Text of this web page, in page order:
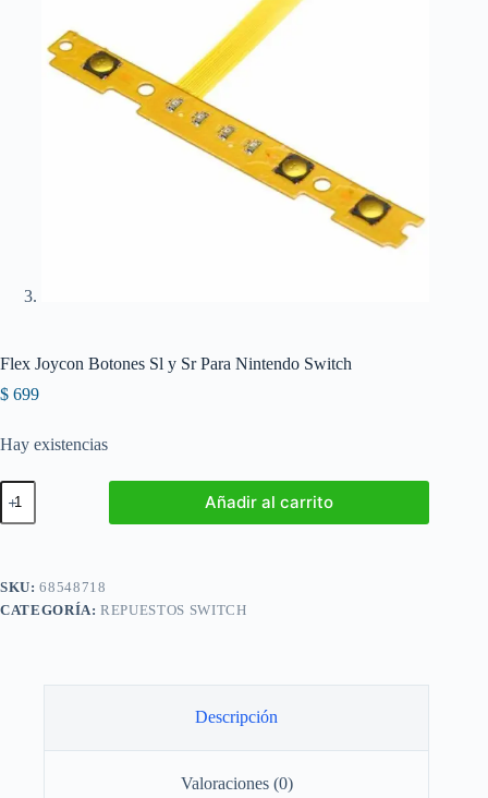
Flex Joycon Botones Sl y Sr Para Nintendo Switch
$ 699
Hay existencias
Flex
Joycon
Botones
Sr
Nintendo
Añadir al carrito
SKU:68548718
CATEGORÍA:REPUESTOS SWITCH
Descripción
Valoraciones (0)